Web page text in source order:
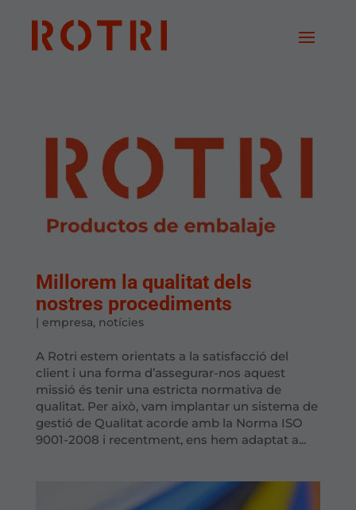
Millorem la qualitat dels
nostres procediments
| empresa, notícies
A Rotri estem orientats a la satisfacció del
client i una forma d’assegurar-nos aquest
missió és tenir una estricta normativa de
qualitat. Per això, vam implantar un sistema de
gestió de Qualitat acorde amb la Norma ISO
9001-2008 i recentment, ens hem adaptat a...